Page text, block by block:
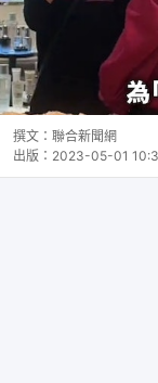
撰文： 聯合新聞網
出版： 2023-05-01